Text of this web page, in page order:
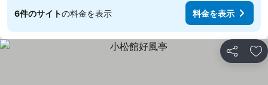
6件のサイトの料金を表示 料金を表示
シェア お